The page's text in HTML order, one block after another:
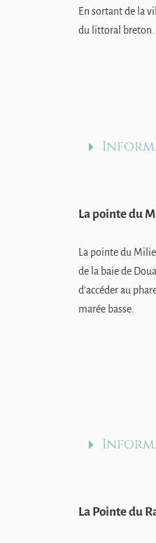
En sortant de la
du littoral breton.
La pointe du
La pointe du
de la baie de
d’accéder au
marée basse.
La Pointe du